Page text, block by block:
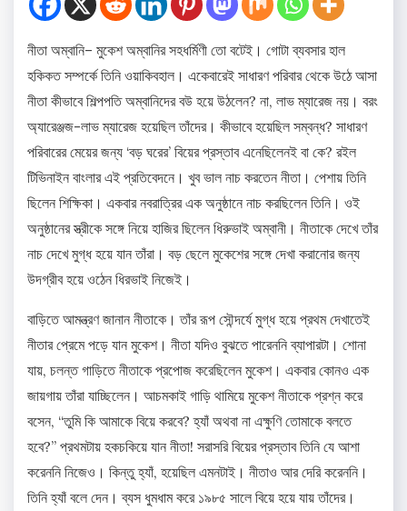
নীতা অম্বানি– মুকেশ অম্বানির সহধর্মিণী তো বটেই। গোটা ব্যবসার হাল
হকিকত সম্পর্কে তিনি ওয়াকিবহাল। একেবারেই সাধারণ পরিবার থেকে উঠে আসা
নীতা কীভাবে শিল্পপতি অম্বানিদের বউ হয়ে উঠলেন? না, লাভ ম্যারেজ নয়। বরং
অ্যারেঞ্জজ-লাভ ম্যারেজ হয়েছিল তাঁদের। কীভাবে হয়েছিল সম্বন্ধ? সাধারণ
পরিবারের মেয়ের জন্য ‘বড় ঘরের’ বিয়ের প্রস্তাব এনেছিলেনই বা কে? রইল
টিভিনাইন বাংলার এই প্রতিবেদনে। খুব ভাল নাচ করতেন নীতা। পেশায় তিনি
ছিলেন শিক্ষিকা। একবার নবরাত্রির এক অনুষ্ঠানে নাচ করছিলেন তিনি। ওই
অনুষ্ঠানের স্ত্রীকে সঙ্গে নিয়ে হাজির ছিলেন ধিরুভাই অম্বানী। নীতাকে দেখে তাঁর
নাচ দেখে মুগ্ধ হয়ে যান তাঁরা। বড় ছেলে মুকেশের সঙ্গে দেখা করানোর জন্য
উদগ্রীব হয়ে ওঠেন ধিরভাই নিজেই।
বাড়িতে আমন্ত্রণ জানান নীতাকে। তাঁর রূপ সৌন্দর্যে মুগ্ধ হয়ে প্রথম দেখাতেই
নীতার প্রেমে পড়ে যান মুকেশ। নীতা যদিও বুঝতে পারেননি ব্যাপারটা। শোনা
যায়, চলন্ত গাড়িতে নীতাকে প্রপোজ করেছিলেন মুকেশ। একবার কোনও এক
জায়গায় তাঁরা যাচ্ছিলেন। আচমকাই গাড়ি থামিয়ে মুকেশ নীতাকে প্রশ্ন করে
বসেন, “তুমি কি আমাকে বিয়ে করবে? হ্যাঁ অথবা না এক্ষুণি তোমাকে বলতে
হবে?” প্রথমটায় হকচকিয়ে যান নীতা! সরাসরি বিয়ের প্রস্তাব তিনি যে আশা
করেননি নিজেও। কিন্তু হ্যাঁ, হয়েছিল এমনটাই। নীতাও আর দেরি করেননি।
তিনি হ্যাঁ বলে দেন। ব্যস ধুমধাম করে ১৯৮৫ সালে বিয়ে হয়ে যায় তাঁদের।